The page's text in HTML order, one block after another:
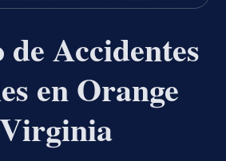
Accidentes
en Orange